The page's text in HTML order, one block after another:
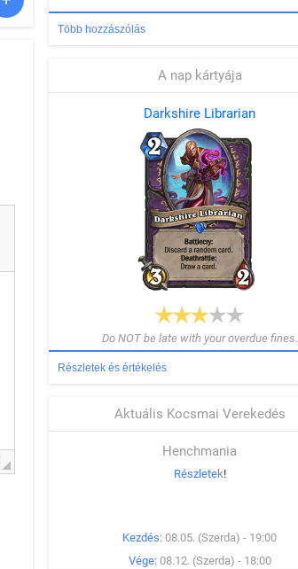
Több hozzászólás
A nap kártyája
Darkshire Librarian
Do NOT be late with your overdue fines.
Részletek és értékelés
Aktuális Kocsmai Verekedés
Henchmania
Részletek!
Kezdés: 08.05. (Szerda) - 19:00
Vége: 08.12. (Szerda) - 18:00